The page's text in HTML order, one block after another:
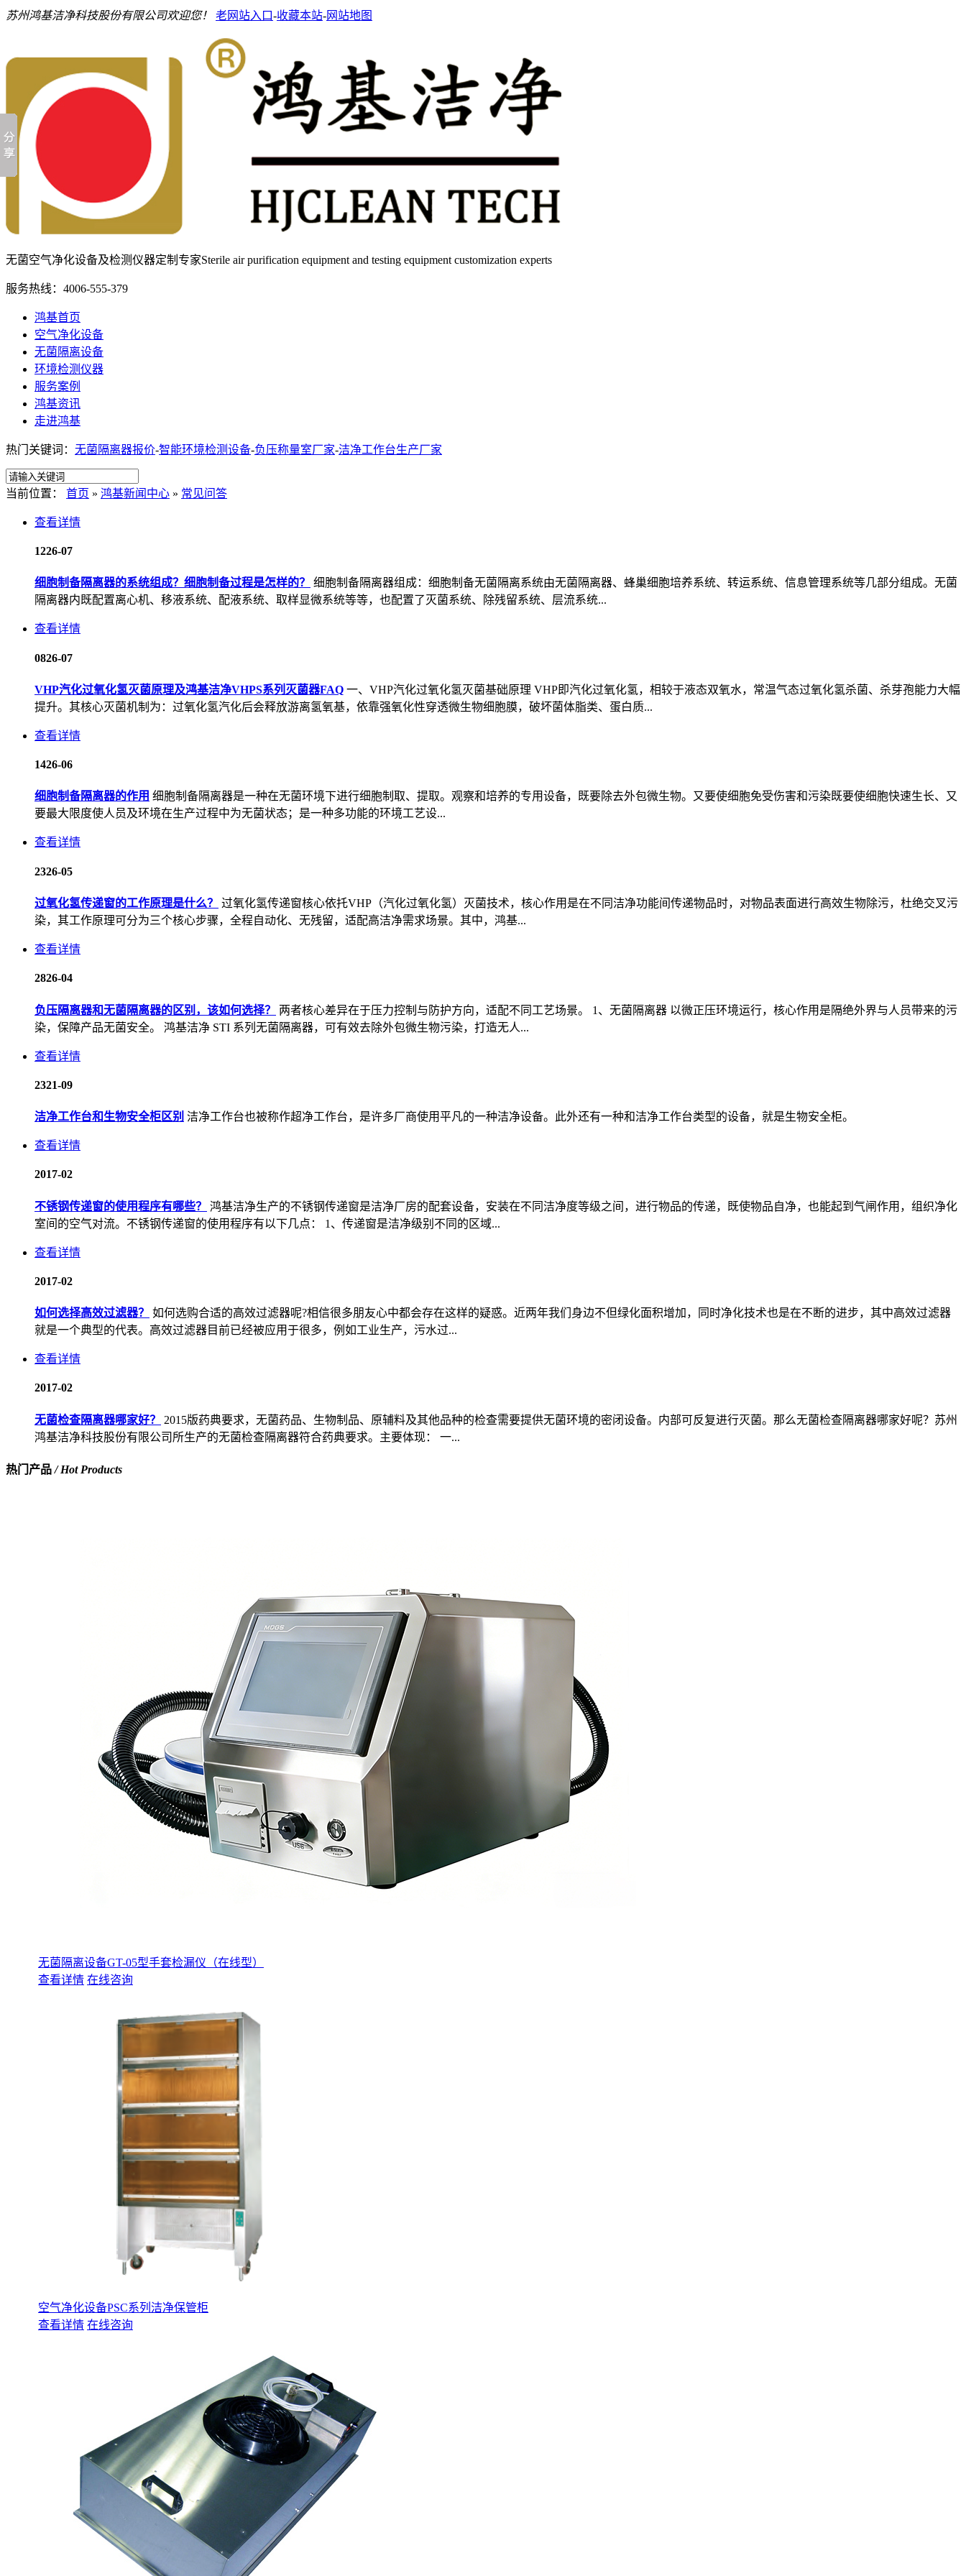
苏州鸿基洁净科技股份有限公司欢迎您！ 老网站入口-收藏本站-网站地图
无菌空气净化设备及检测仪器定制专家Sterile air purification equipment and testing equipment customization experts
服务热线： 4006-555-379
鸿基首页
空气净化设备
无菌隔离设备
环境检测仪器
服务案例
鸿基资讯
走进鸿基
热门关键词： 无菌隔离器报价-智能环境检测设备-负压称量室厂家-洁净工作台生产厂家
当前位置： 首页 » 鸿基新闻中心 » 常见问答
查看详情
1226-07
细胞制备隔离器的系统组成？细胞制备过程是怎样的？
细胞制备隔离器组成：细胞制备无菌隔离系统由无菌隔离器、蜂巢细胞培养系统、转运系统、信息管理系统等几部分组成。无菌
隔离器内既配置离心机、移液系统、配液系统、取样显微系统等等，也配置了灭菌系统、除残留系统、层流系统...
查看详情
0826-07
VHP汽化过氧化氢灭菌原理及鸿基洁净VHPS系列灭菌器FAQ 一、VHP汽化过氧化氢灭菌基础原理 VHP即汽化过氧化氢，相较于液态双氧水，常温气态过氧化氢杀菌、杀芽孢能力大幅
提升。其核心灭菌机制为：过氧化氢汽化后会释放游离氢氧基，依靠强氧化性穿透微生物细胞膜，破坏菌体脂类、蛋白质...
查看详情
1426-06
细胞制备隔离器的作用 细胞制备隔离器是一种在无菌环境下进行细胞制取、提取。观察和培养的专用设备，既要除去外包微生物。又要使细胞免受伤害和污染既要使细胞快速生长、又
要最大限度使人员及环境在生产过程中为无菌状态；是一种多功能的环境工艺设...
查看详情
2326-05
过氧化氢传递窗的工作原理是什么？
过氧化氢传递窗核心依托VHP（汽化过氧化氢）灭菌技术，核心作用是在不同洁净功能间传递物品时，对物品表面进行高效生物除污，杜绝交叉污
染，其工作原理可分为三个核心步骤，全程自动化、无残留，适配高洁净需求场景。其中，鸿基...
查看详情
2826-04
负压隔离器和无菌隔离器的区别，该如何选择？
两者核心差异在于压力控制与防护方向，适配不同工艺场景。 1、无菌隔离器 以微正压环境运行，核心作用是隔绝外界与人员带来的污
染，保障产品无菌安全。 鸿基洁净 STI 系列无菌隔离器，可有效去除外包微生物污染，打造无人...
查看详情
2321-09
洁净工作台和生物安全柜区别 洁净工作台也被称作超净工作台，是许多厂商使用平凡的一种洁净设备。此外还有一种和洁净工作台类型的设备，就是生物安全柜。
查看详情
2017-02
不锈钢传递窗的使用程序有哪些？
鸿基洁净生产的不锈钢传递窗是洁净厂房的配套设备，安装在不同洁净度等级之间，进行物品的传递，既使物品自净，也能起到气闸作用，组织净化
室间的空气对流。不锈钢传递窗的使用程序有以下几点： 1、传递窗是洁净级别不同的区域...
查看详情
2017-02
如何选择高效过滤器？
如何选购合适的高效过滤器呢?相信很多朋友心中都会存在这样的疑惑。近两年我们身边不但绿化面积增加，同时净化技术也是在不断的进步，其中高效过滤器
就是一个典型的代表。高效过滤器目前已经被应用于很多，例如工业生产，污水过...
查看详情
2017-02
无菌检查隔离器哪家好？
2015版药典要求，无菌药品、生物制品、原辅料及其他品种的检查需要提供无菌环境的密闭设备。内部可反复进行灭菌。那么无菌检查隔离器哪家好呢？苏州
鸿基洁净科技股份有限公司所生产的无菌检查隔离器符合药典要求。主要体现： 一...
热门产品/ Hot Products
无菌隔离设备GT-05型手套检漏仪（在线型）
查看详情 在线咨询
空气净化设备PSC系列洁净保管柜
查看详情 在线咨询